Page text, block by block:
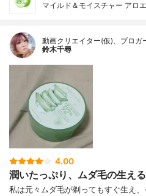
マイルド＆モイスチャー アロ
動画クリエイター(仮)、ブロガ
鈴木千尋
4.00
潤いたっぷり、ムダ毛の生え
私は元々ムダ毛が剃ってもすぐ生え